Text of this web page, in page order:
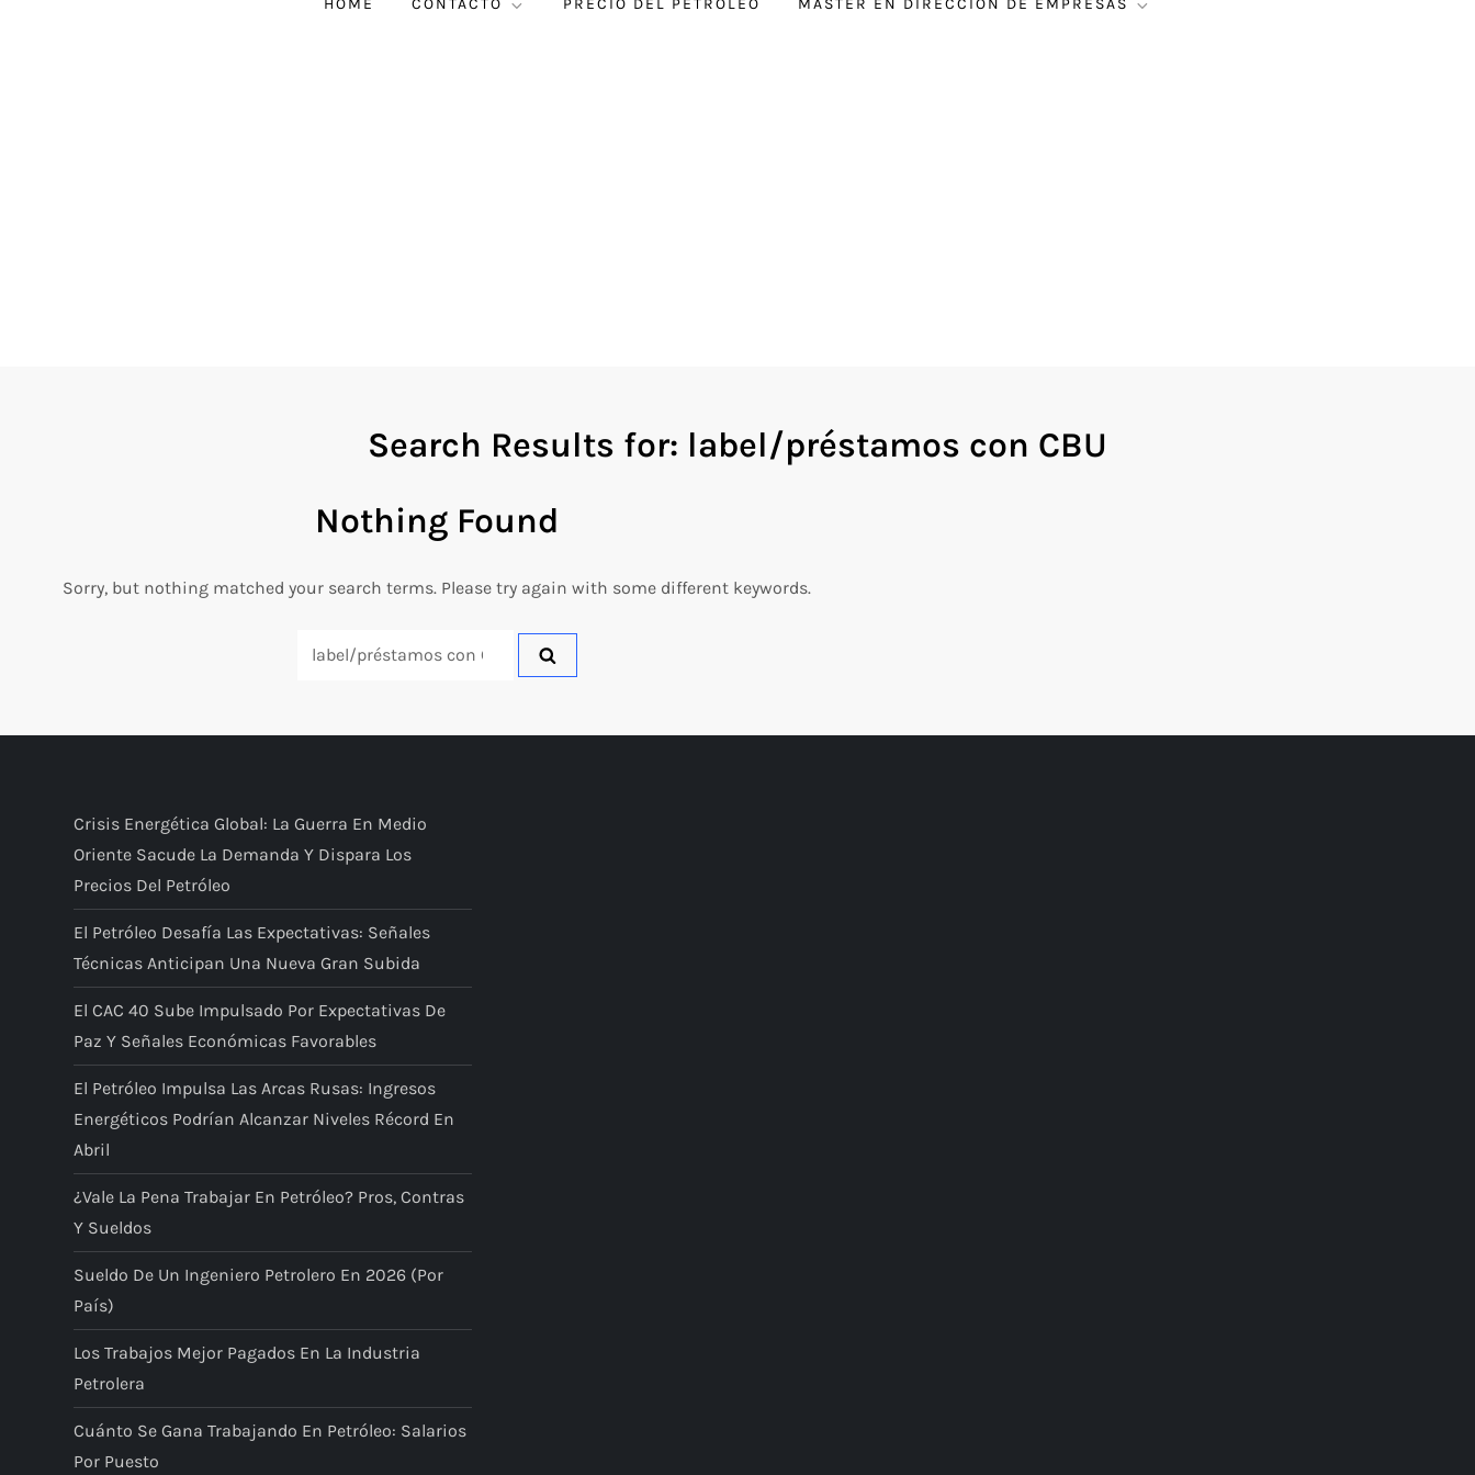
HOME CONTACTO PRECIO DEL PETRÓLEO MÁSTER EN DIRECCIÓN DE EMPRESAS
Search Results for: label/préstamos con CBU
Nothing Found
Sorry, but nothing matched your search terms. Please try again with some different keywords.
Search
Crisis Energética Global: La Guerra En Medio
Oriente Sacude La Demanda Y Dispara Los
Precios Del Petróleo
El Petróleo Desafía Las Expectativas: Señales
Técnicas Anticipan Una Nueva Gran Subida
El CAC 40 Sube Impulsado Por Expectativas De
Paz Y Señales Económicas Favorables
El Petróleo Impulsa Las Arcas Rusas: Ingresos
Energéticos Podrían Alcanzar Niveles Récord En
Abril
¿Vale La Pena Trabajar En Petróleo? Pros, Contras
Y Sueldos
Sueldo De Un Ingeniero Petrolero En 2026 (por
País)
Los Trabajos Mejor Pagados En La Industria
Petrolera
Cuánto Se Gana Trabajando En Petróleo: Salarios
Por Puesto